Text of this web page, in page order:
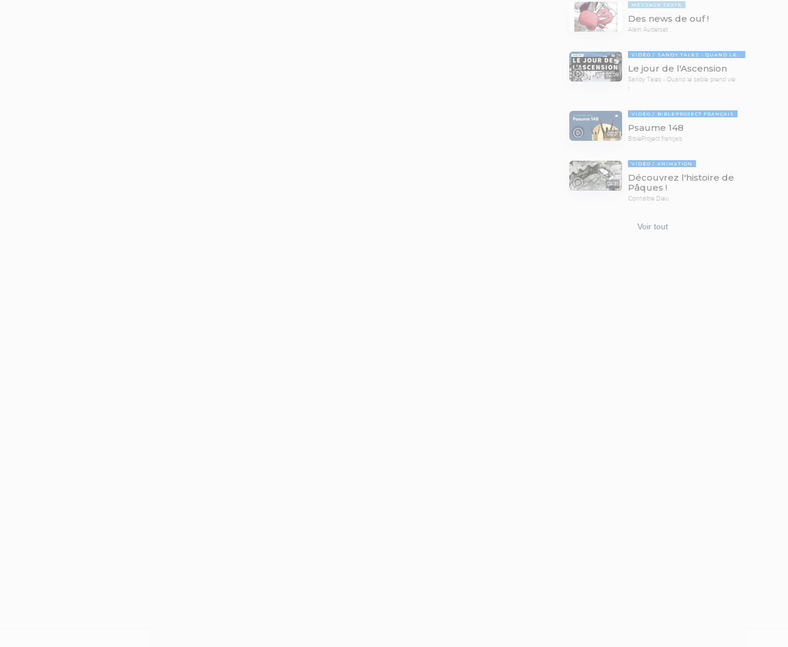
MESSAGE TEXTE
Des news de ouf !
Alain Auderset
02:09
VIDÉO SANDY TALES - QUAND LE SABLE PREND VIE !
Le jour de l'Ascension
Sandy Tales - Quand le sable prend vie
!
08:31
VIDÉO BIBLEPROJECT FRANÇAIS
Psaume 148
BibleProject français
04:31
VIDÉO ANIMATION
Découvrez l'histoire de
Pâques !
Connaître Dieu
Voir tout